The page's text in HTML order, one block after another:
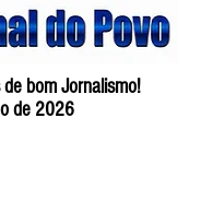
bom Jornalismo!
de 2026